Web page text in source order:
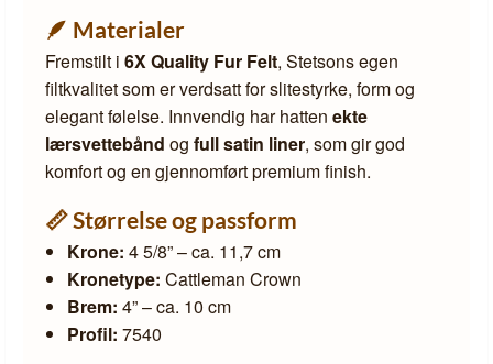
🪶 Materialer
Fremstilt i 6X Quality Fur Felt, Stetsons egen
filtkvalitet som er verdsatt for slitestyrke, form og
elegant følelse. Innvendig har hatten ekte
lærsvettebånd og full satin liner, som gir god
komfort og en gjennomført premium finish.
📏 Størrelse og passform
Krone: 4 5/8” – ca. 11,7 cm
Kronetype: Cattleman Crown
Brem: 4” – ca. 10 cm
Profil: 7540